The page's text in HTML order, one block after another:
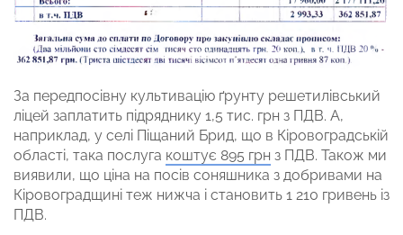
За передпосівну культивацію ґрунту решетилівський
ліцей заплатить підряднику 1,5 тис. грн з ПДВ. А,
наприклад, у селі Піщаний Брид, що в Кіровоградській
області, така послуга коштує 895 грн з ПДВ. Також ми
виявили, що ціна на посів соняшника з добривами на
Кіровоградщині теж нижча і становить 1 210 гривень із
ПДВ.